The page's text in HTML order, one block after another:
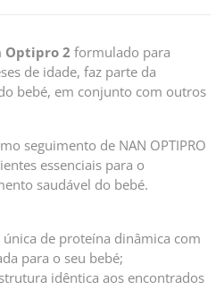
Optipro 2 formulado para
de idade, faz parte da
bebé, em conjunto com outros
seguimento de NAN OPTIPRO
essenciais para o
saudável do bebé.
única de proteína dinâmica com
para o seu bebé;
idêntica aos encontrados